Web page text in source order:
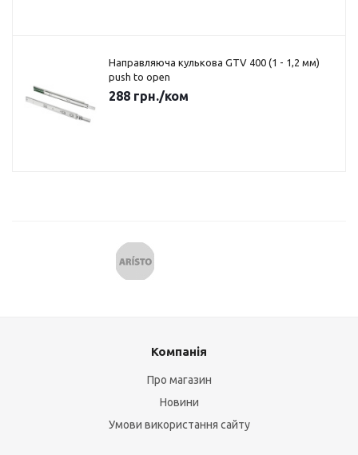
Направляюча кулькова GTV 400 (1 - 1,2 мм)
push to open
288 грн./ком
Компанія
Про магазин
Новини
Умови використання сайту